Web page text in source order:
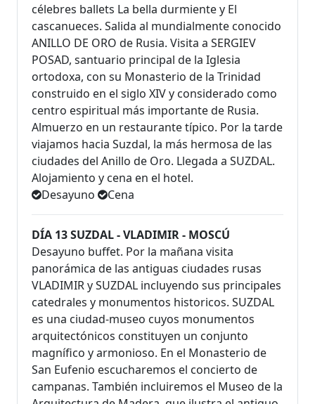
célebres ballets La bella durmiente y El
cascanueces. Salida al mundialmente conocido
ANILLO DE ORO de Rusia. Visita a SERGIEV
POSAD, santuario principal de la Iglesia
ortodoxa, con su Monasterio de la Trinidad
construido en el siglo XIV y considerado como
centro espiritual más importante de Rusia.
Almuerzo en un restaurante típico. Por la tarde
viajamos hacia Suzdal, la más hermosa de las
ciudades del Anillo de Oro. Llegada a SUZDAL.
Alojamiento y cena en el hotel.
Desayuno
Cena
DÍA 13 SUZDAL - VLADIMIR - MOSCÚ
Desayuno buffet. Por la mañana visita
panorámica de las antiguas ciudades rusas
VLADIMIR y SUZDAL incluyendo sus principales
catedrales y monumentos historicos. SUZDAL
es una ciudad-museo cuyos monumentos
arquitectónicos constituyen un conjunto
magnífico y armonioso. En el Monasterio de
San Eufenio escucharemos el concierto de
campanas. También incluiremos el Museo de la